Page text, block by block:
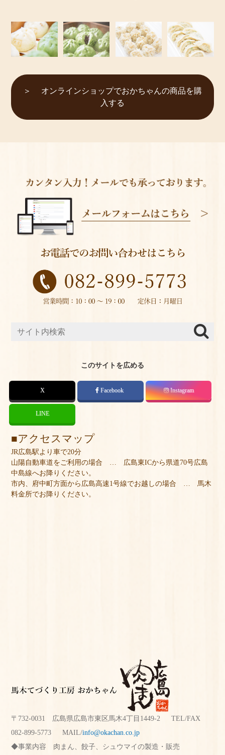
オンラインショップでおかちゃんの商品を購
入する
このサイトを広める
X Facebook Instagram
LINE
アクセスマップ
JR広島駅より車で20分
山陽自動車道をご利用の場合 … 広島東ICから県道70号広島
中島線へお降りください。
市内、府中町方面から広島高速1号線でお越しの場合 … 馬木
料金所でお降りください。
〒732-0031 広島県広島市東区馬木4丁目1449-2 TEL/FAX
082-899-5773 MAIL/info@okachan.co.jp
事業内容
肉まん、餃子、シュウマイの製造・販売